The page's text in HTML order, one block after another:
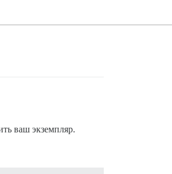
ваш экземпляр.